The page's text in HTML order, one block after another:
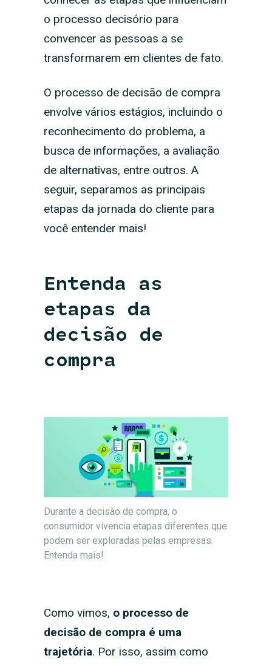
o processo decisório para
convencer as pessoas a se
transformarem em clientes de fato.
O processo de decisão de compra
envolve vários estágios, incluindo o
reconhecimento do problema, a
busca de informações, a avaliação
de alternativas, entre outros. A
seguir, separamos as principais
etapas da jornada do cliente para
você entender mais!
Entenda as
etapas da
decisão de
compra
Durante a decisão de compra, o
consumidor vivencia etapas diferentes que
podem ser exploradas pelas empresas.
Entenda mais!
Como vimos, o processo de
decisão de compra é uma
trajetória. Por isso, assim como